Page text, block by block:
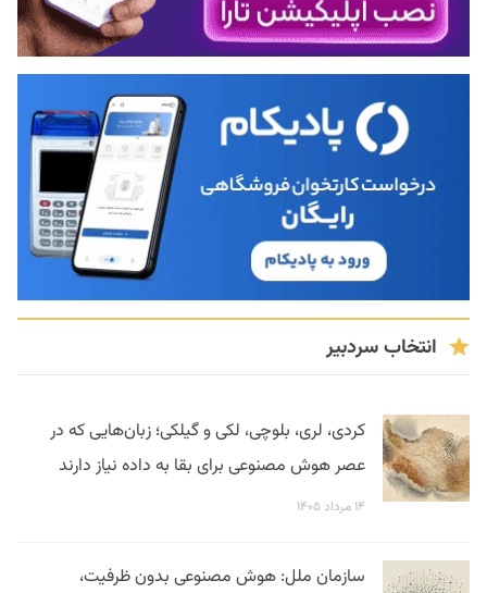
انتخاب سردبیر
کردی، لری، بلوچی، لکی و گیلکی؛ زبان‌هایی که در
عصر هوش مصنوعی برای بقا به داده نیاز دارند
۱۴ مرداد ۱۴۰۵
سازمان ملل: هوش مصنوعی بدون ظرفیت،